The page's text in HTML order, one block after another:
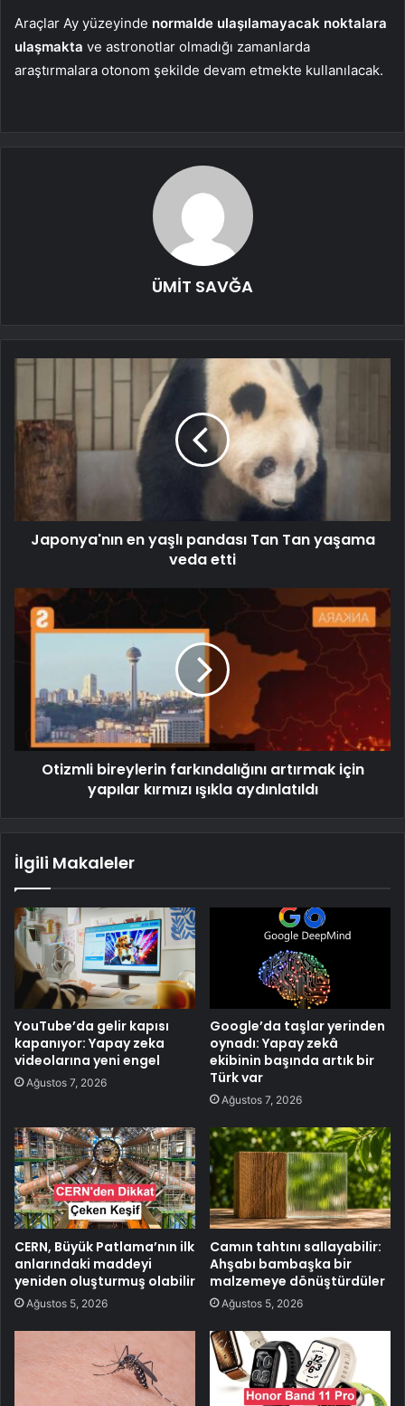
Araçlar Ay yüzeyinde normalde ulaşılamayacak noktalara
ulaşmakta ve astronotlar olmadığı zamanlarda
araştırmalara otonom şekilde devam etmekte kullanılacak.
ÜMİT SAVĞA
Japonya'nın en yaşlı pandası Tan Tan yaşama
veda etti
Otizmli bireylerin farkındalığını artırmak için
yapılar kırmızı ışıkla aydınlatıldı
İlgili Makaleler
YouTube’da gelir kapısı
kapanıyor: Yapay zeka
videolarına yeni engel
Ağustos 7, 2026
Google’da taşlar yerinden
oynadı: Yapay zekâ
ekibinin başında artık bir
Türk var
Ağustos 7, 2026
CERN, Büyük Patlama’nın ilk
anlarındaki maddeyi
yeniden oluşturmuş olabilir
Ağustos 5, 2026
Camın tahtını sallayabilir:
Ahşabı bambaşka bir
malzemeye dönüştürdüler
Ağustos 5, 2026